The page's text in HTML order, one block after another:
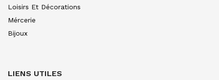
SETACOLOR CUIR 45ML METAL OR
Loisirs Et Décorations
Mércerie
Bijoux
LIENS UTILES